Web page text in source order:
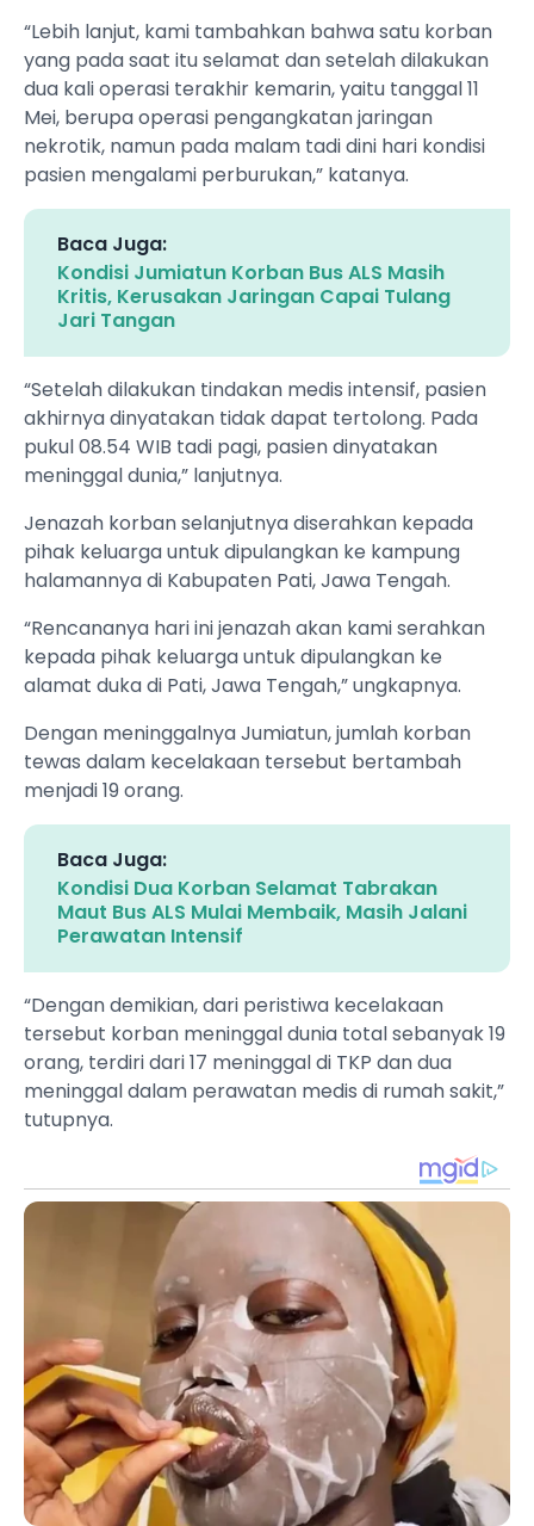
“Lebih lanjut, kami tambahkan bahwa satu korban
yang pada saat itu selamat dan setelah dilakukan
dua kali operasi terakhir kemarin, yaitu tanggal 11
Mei, berupa operasi pengangkatan jaringan
nekrotik, namun pada malam tadi dini hari kondisi
pasien mengalami perburukan,” katanya.
Baca Juga:
Kondisi Jumiatun Korban Bus ALS Masih
Kritis, Kerusakan Jaringan Capai Tulang
Jari Tangan
“Setelah dilakukan tindakan medis intensif, pasien
akhirnya dinyatakan tidak dapat tertolong. Pada
pukul 08.54 WIB tadi pagi, pasien dinyatakan
meninggal dunia,” lanjutnya.
Jenazah korban selanjutnya diserahkan kepada
pihak keluarga untuk dipulangkan ke kampung
halamannya di Kabupaten Pati, Jawa Tengah.
“Rencananya hari ini jenazah akan kami serahkan
kepada pihak keluarga untuk dipulangkan ke
alamat duka di Pati, Jawa Tengah,” ungkapnya.
Dengan meninggalnya Jumiatun, jumlah korban
tewas dalam kecelakaan tersebut bertambah
menjadi 19 orang.
Baca Juga:
Kondisi Dua Korban Selamat Tabrakan
Maut Bus ALS Mulai Membaik, Masih Jalani
Perawatan Intensif
“Dengan demikian, dari peristiwa kecelakaan
tersebut korban meninggal dunia total sebanyak 19
orang, terdiri dari 17 meninggal di TKP dan dua
meninggal dalam perawatan medis di rumah sakit,”
tutupnya.